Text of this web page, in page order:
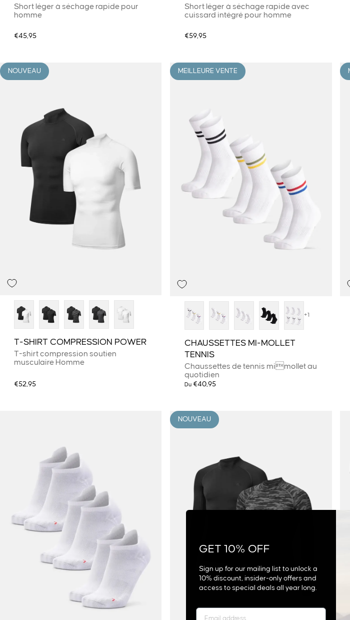
Short léger à séchage rapide pour
homme
€45,95
Short léger à séchage rapide avec
cuissard intégré pour homme
€59,95
NOUVEAU
T-SHIRT COMPRESSION POWER
T-shirt compression soutien
musculaire Homme
€52,95
MEILLEURE VENTE
+1
CHAUSSETTES MI-MOLLET
TENNIS
Chaussettes de tennis mimollet au
quotidien
Du€40,95
NOUVEAU
GET 10% OFF
Sign up for our mailing list to unlock a
10% discount, insider-only offers and
access to special deals all year long.